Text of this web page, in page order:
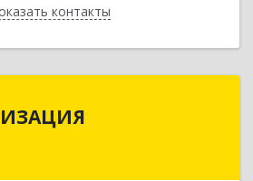
контакты
Назад
г, Энтузиастов 1-я ул, дом №